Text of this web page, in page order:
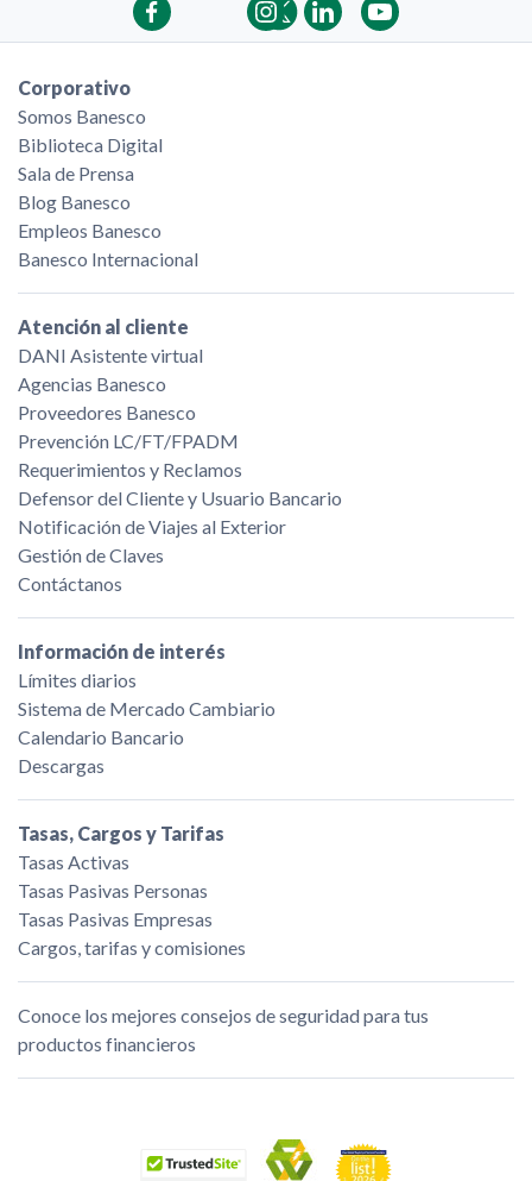
Corporativo
Somos Banesco
Biblioteca Digital
Sala de Prensa
Blog Banesco
Empleos Banesco
Banesco Internacional
Atención al cliente
DANI Asistente virtual
Agencias Banesco
Proveedores Banesco
Prevención LC/FT/FPADM
Requerimientos y Reclamos
Defensor del Cliente y Usuario Bancario
Notificación de Viajes al Exterior
Gestión de Claves
Contáctanos
Información de interés
Límites diarios
Sistema de Mercado Cambiario
Calendario Bancario
Descargas
Tasas, Cargos y Tarifas
Tasas Activas
Tasas Pasivas Personas
Tasas Pasivas Empresas
Cargos, tarifas y comisiones
Conoce los mejores consejos de seguridad para tus
productos financieros